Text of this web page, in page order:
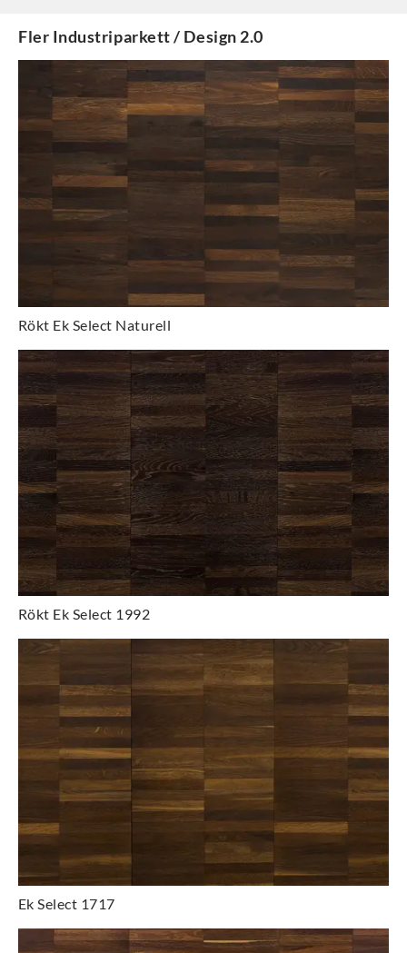
Fler Industriparkett / Design 2.0
Rökt Ek Select Naturell
Rökt Ek Select 1992
Ek Select 1717